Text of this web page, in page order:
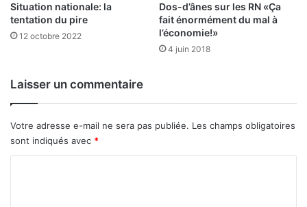
Situation nationale: la
tentation du pire
12 octobre 2022
Dos-d’ânes sur les RN «Ça
fait énormément du mal à
l’économie!»
4 juin 2018
Laisser un commentaire
Votre adresse e-mail ne sera pas publiée. Les champs obligatoires
sont indiqués avec *